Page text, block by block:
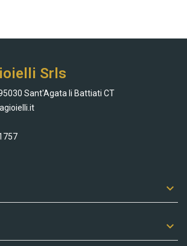
Srls
Sant'Agata li Battiati CT

